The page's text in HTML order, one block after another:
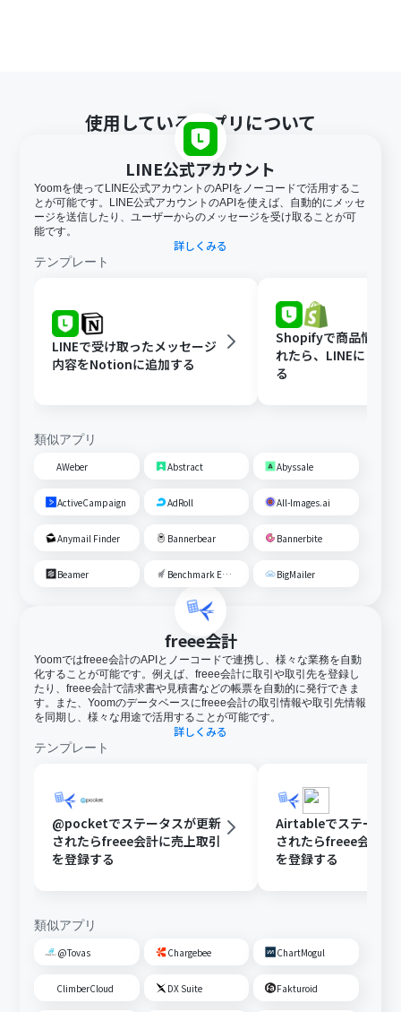
使用しているアプリについて
LINE公式アカウント
Yoomを使ってLINE公式アカウントのAPIをノーコードで活用するこ
とが可能です。LINE公式アカウントのAPIを使えば、自動的にメッセ
ージを送信したり、ユーザーからのメッセージを受け取ることが可
能です。
詳しくみる
テンプレート
LINEで受け取ったメッセージ
内容をNotionに追加する
Shopifyで商品情報が
れたら、LINEに自動
る
類似アプリ
AWeber Abstract Abyssale
ActiveCampaign AdRoll All-Images.ai
Anymail Finder Bannerbear Bannerbite
Beamer Benchmark Email BigMailer
freee会計
Yoomではfreee会計のAPIとノーコードで連携し、様々な業務を自動
化することが可能です。例えば、freee会計に取引や取引先を登録し
たり、freee会計で請求書や見積書などの帳票を自動的に発行できま
す。また、Yoomのデータベースにfreee会計の取引情報や取引先情報
を同期し、様々な用途で活用することが可能です。
詳しくみる
テンプレート
@pocketでステータスが更新
されたらfreee会計に売上取引
を登録する
Airtableでステータ
されたらfreee会計に
を登録する
類似アプリ
@Tovas Chargebee ChartMogul
ClimberCloud DX Suite Fakturoid